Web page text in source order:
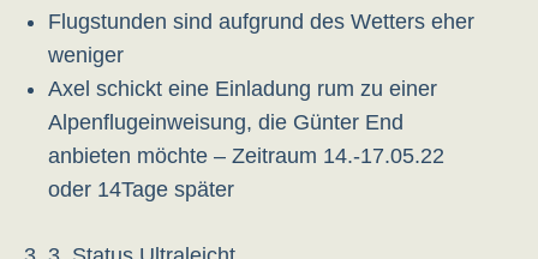
Flugstunden sind aufgrund des Wetters eher
weniger
Axel schickt eine Einladung rum zu einer
Alpenflugeinweisung, die Günter End
anbieten möchte – Zeitraum 14.-17.05.22
oder 14Tage später